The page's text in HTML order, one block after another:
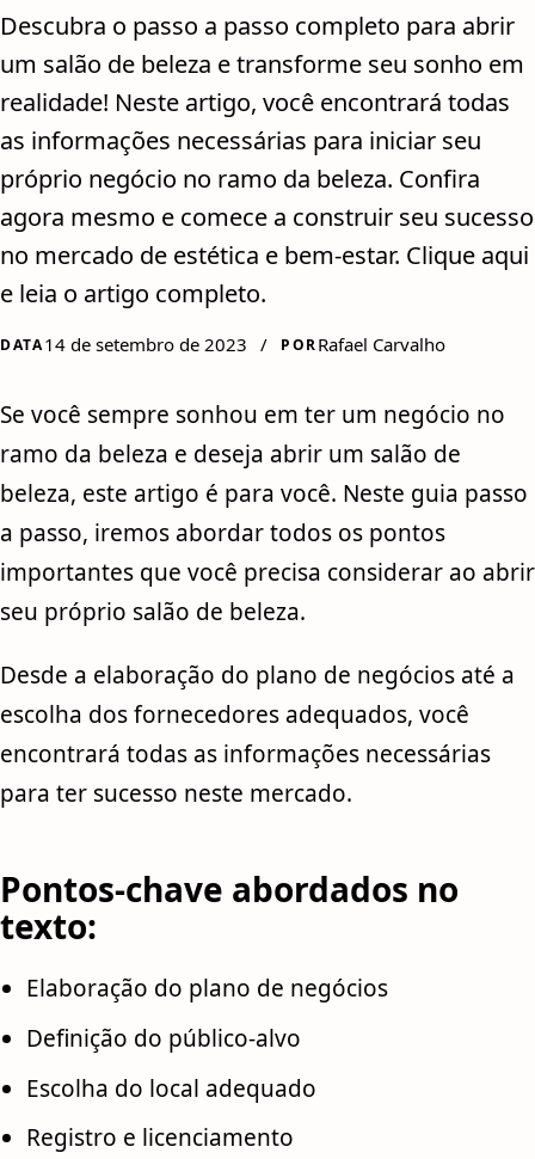
Descubra o passo a passo completo para abrir
um salão de beleza e transforme seu sonho em
realidade! Neste artigo, você encontrará todas
as informações necessárias para iniciar seu
próprio negócio no ramo da beleza. Confira
agora mesmo e comece a construir seu sucesso
no mercado de estética e bem-estar. Clique aqui
e leia o artigo completo.
DATA14 de setembro de 2023 / PORRafael Carvalho
Se você sempre sonhou em ter um negócio no
ramo da beleza e deseja abrir um salão de
beleza, este artigo é para você. Neste guia passo
a passo, iremos abordar todos os pontos
importantes que você precisa considerar ao abrir
seu próprio salão de beleza.
Desde a elaboração do plano de negócios até a
escolha dos fornecedores adequados, você
encontrará todas as informações necessárias
para ter sucesso neste mercado.
Pontos-chave abordados no
texto:
Elaboração do plano de negócios
Definição do público-alvo
Escolha do local adequado
Registro e licenciamento